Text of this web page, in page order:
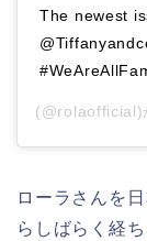
The newest
(@rolaofficial)
ローラさんを
らしばらく経